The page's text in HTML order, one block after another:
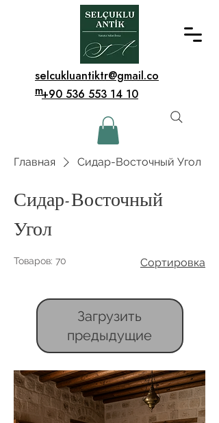
+90 536 553 14 10
selcukluantiktr@gmail.co
m
Главная Сидар-Восточный Угол
Сидар-Восточный
Угол
Товаров: 70 Сортировка
Загрузить
предыдущие